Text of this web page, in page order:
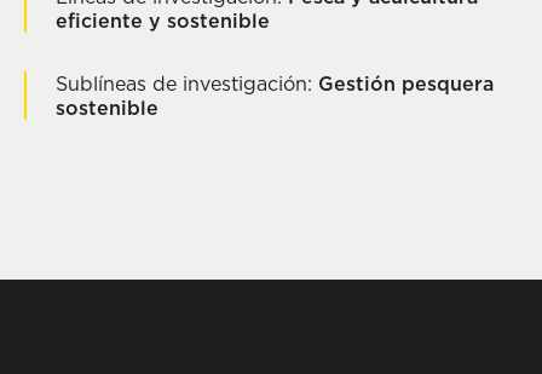
eficiente y sostenible
Sublíneas de investigación: Gestión pesquera
sostenible